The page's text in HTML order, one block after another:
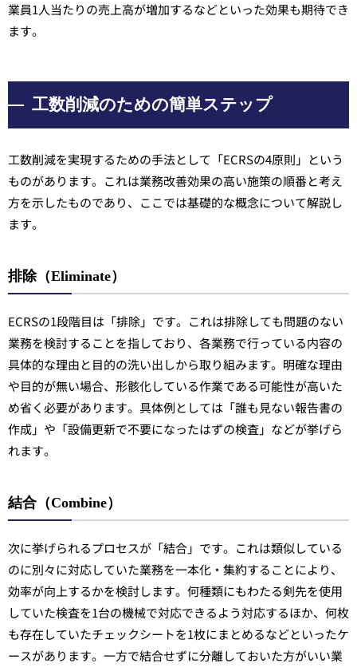
業員1人当たりの売上高が増加するなどといった効果も期待でき
ます。
工数削減のための簡単ステップ
工数削減を実現するための手法として「ECRSの4原則」という
ものがあります。これは業務改善効果の高い施策の順番と考え
方を示したものであり、ここでは基礎的な概念について解説し
ます。
排除（Eliminate）
ECRSの1段階目は「排除」です。これは排除しても問題のない
業務を検討することを指しており、各業務で行っている内容の
具体的な理由と目的の洗い出しから取り組みます。明確な理由
や目的が無い場合、形骸化している作業である可能性が高いた
め省く必要があります。具体例としては「誰も見ない報告書の
作成」や「設備更新で不要になったはずの検査」などが挙げら
れます。
結合（Combine）
次に挙げられるプロセスが「結合」です。これは類似している
のに別々に対応していた業務を一本化・集約することにより、
効率が向上するかを検討します。何種類にもわたる剣先を使用
していた検査を1台の機械で対応できるよう対応するほか、何枚
も存在していたチェックシートを1枚にまとめるなどといったケ
ースがあります。一方で結合せずに分離しておいた方がいい業